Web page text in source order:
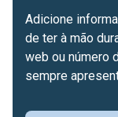
Adicione
de ter à mão
web ou número
sempre